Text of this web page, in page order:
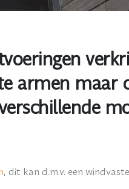
armen maar
, dit kan d.m.v. een